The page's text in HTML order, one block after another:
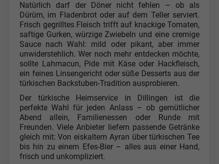
Natürlich darf der Döner nicht fehlen – ob als
Dürüm, im Fladenbrot oder auf dem Teller serviert.
Frisch gegrilltes Fleisch trifft auf knackige Tomaten,
saftige Gurken, würzige Zwiebeln und eine cremige
Sauce nach Wahl: mild oder pikant, aber immer
unwiderstehlich. Wer noch mehr entdecken möchte,
sollte Lahmacun, Pide mit Käse oder Hackfleisch,
ein feines Linsengericht oder süße Desserts aus der
türkischen Backstuben-Tradition ausprobieren.
Der türkische Heimservice in Dillingen ist die
perfekte Wahl für jeden Anlass – ob gemütlicher
Abend allein, Familienessen oder Runde mit
Freunden. Viele Anbieter liefern passende Getränke
gleich mit: Von eiskaltem Ayran über türkischen Tee
bis hin zu einem Efes-Bier – alles aus einer Hand,
frisch und unkompliziert.